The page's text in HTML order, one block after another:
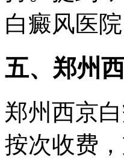
白癜风医院
五、郑州
郑州西京
按次收费